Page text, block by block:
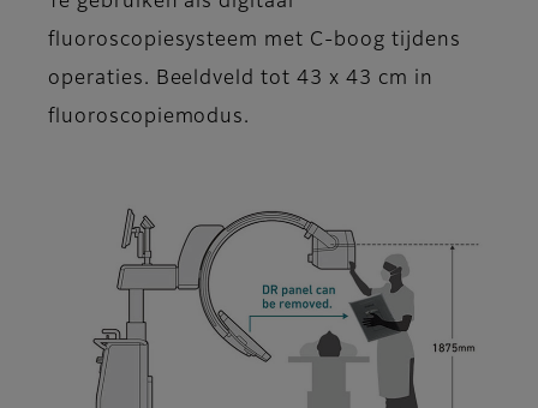
fluoroscopiesysteem met C-boog tijdens
operaties. Beeldveld tot 43 x 43 cm in
fluoroscopiemodus.